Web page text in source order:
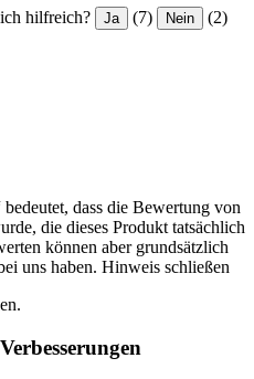
hilfreich? Ja (7) Nein (2)
dass die Bewertung von
die dieses Produkt tatsächlich
können aber grundsätzlich
uns haben. Hinweis schließen